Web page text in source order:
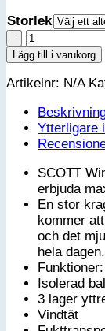
Storlek
Scott
balaclava
wind
warrior
mängd
Lägg till i varukorg
Artikelnr: N/A
Ytterligare
SCOTT
erbjuda
En stor
kommer
och det
hela dagen.
Funktioner:
Isolerad
3 lager
Vindtät